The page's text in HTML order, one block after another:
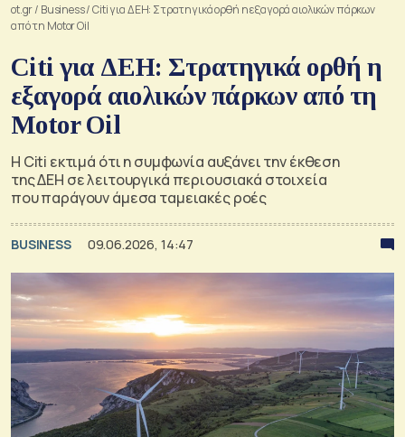
ot.gr/ Business/Citi για ΔΕΗ: Στρατηγικά ορθή η εξαγορά αιολικών πάρκων
από τη Motor Oil
Citi για ΔΕΗ: Στρατηγικά ορθή η
εξαγορά αιολικών πάρκων από τη
Motor Oil
Η Citi εκτιμά ότι η συμφωνία αυξάνει την έκθεση
της ΔΕΗ σε λειτουργικά περιουσιακά στοιχεία
που παράγουν άμεσα ταμειακές ροές
BUSINESS 09.06.2026, 14:47